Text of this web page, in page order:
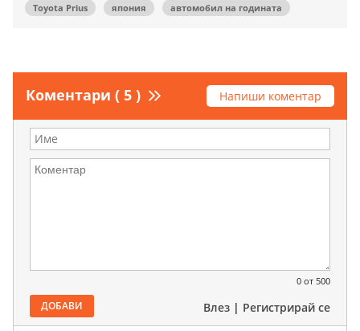
Toyota Prius
япония автомобил на годината
Коментари ( 5 ) Напиши коментар
0 от 500
ДОБАВИ Влез | Регистрирай се